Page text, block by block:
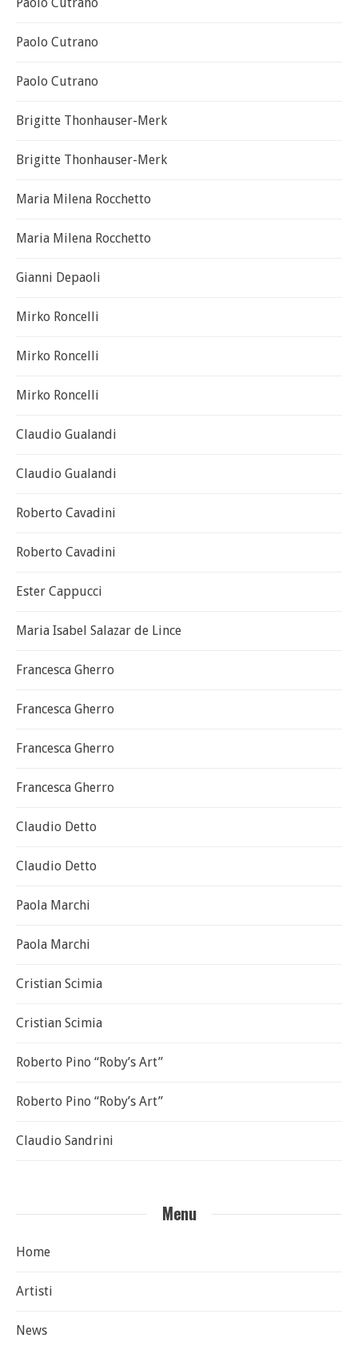
Paolo Cutrano
Paolo Cutrano
Brigitte Thonhauser-Merk
Brigitte Thonhauser-Merk
Maria Milena Rocchetto
Maria Milena Rocchetto
Gianni Depaoli
Mirko Roncelli
Mirko Roncelli
Mirko Roncelli
Claudio Gualandi
Claudio Gualandi
Roberto Cavadini
Roberto Cavadini
Ester Cappucci
Maria Isabel Salazar de Lince
Francesca Gherro
Francesca Gherro
Francesca Gherro
Francesca Gherro
Claudio Detto
Claudio Detto
Paola Marchi
Paola Marchi
Cristian Scimia
Cristian Scimia
Roberto Pino “Roby’s Art”
Roberto Pino “Roby’s Art”
Claudio Sandrini
Menu
Home
Artisti
News